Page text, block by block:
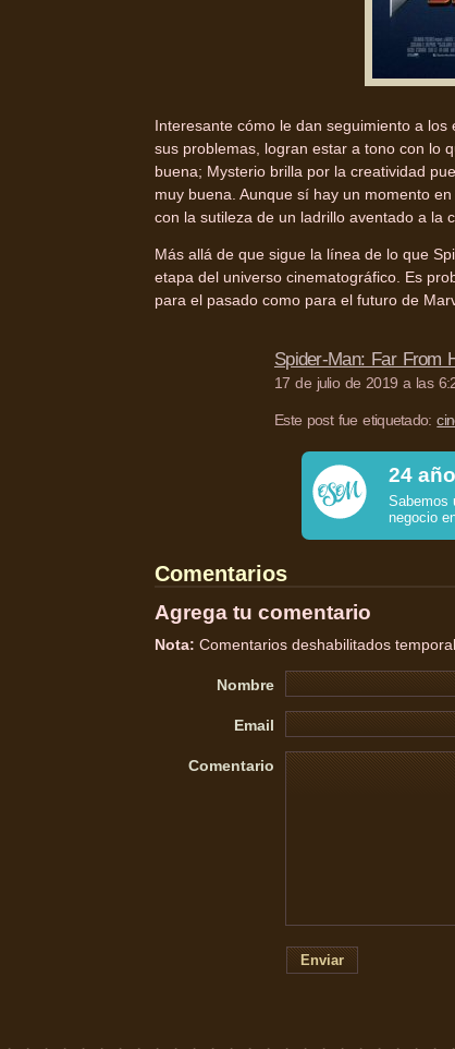
Interesante cómo le dan seguimiento a los
sus problemas, logran estar a tono con lo
buena; Mysterio brilla por la creatividad
muy buena. Aunque sí hay un momento
con la sutileza de un ladrillo aventado a la
Más allá de que sigue la línea de lo que
etapa del universo cinematográfico. Es
para el pasado como para el futuro de
Spider-Man: Far From
17 de julio de 2019 a las
Este post fue etiquetado:
24
Sabemos
negocio
Comentarios
Agrega tu comentario
Nota: Comentarios deshabilitados
Nombre
Email
Comentario
Enviar